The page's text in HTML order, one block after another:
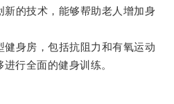
的技术，能够帮助老人增加身
身房，包括抗阻力和有氧运动
行全面的健身训练。